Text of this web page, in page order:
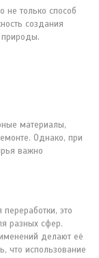
не только способ
создания
материалы,
Однако, при
важно
это
разных сфер.
делают её
что использование